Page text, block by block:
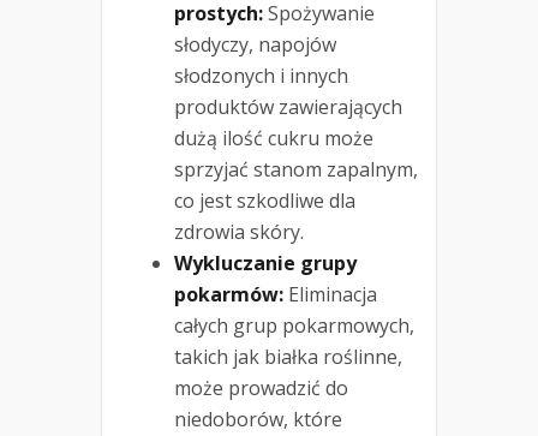
prostych:Spożywanie
słodyczy, napojów
słodzonych i innych
produktów zawierających
dużą ilość cukru może
sprzyjać stanom zapalnym,
co jest szkodliwe dla
zdrowia skóry.
Wykluczanie grupy
pokarmów: Eliminacja
całych grup pokarmowych,
takich jak białka roślinne,
może prowadzić do
niedoborów, które